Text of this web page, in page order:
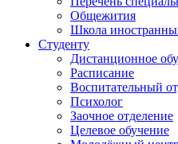
Общежития
Школа
Студенту
Дистанционное
Расписание
Воспитательный
Психолог
Заочное отделение
Целевое обучение